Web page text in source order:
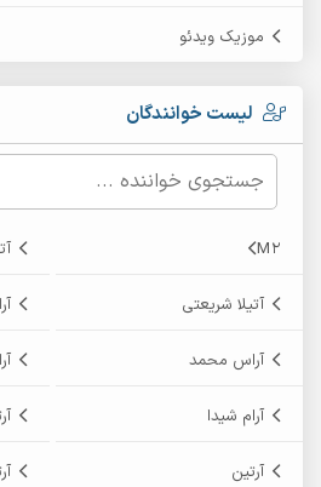
موزیک ویدئو
لیست خوانندگان
M2
آتیلا شریعتی
آراس محمد
آرام شیدا
آرتین